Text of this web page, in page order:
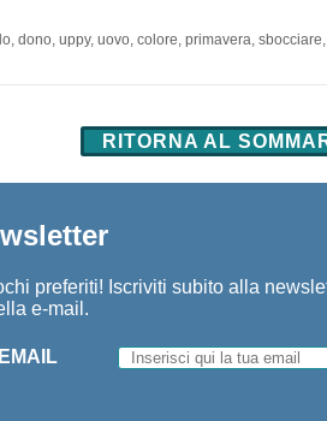
dono, uppy, uovo, colore, primavera,
RITORNA AL
preferiti! Iscriviti subito alla
e-mail.
EMAIL